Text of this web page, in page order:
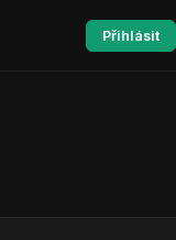
Přihlásit